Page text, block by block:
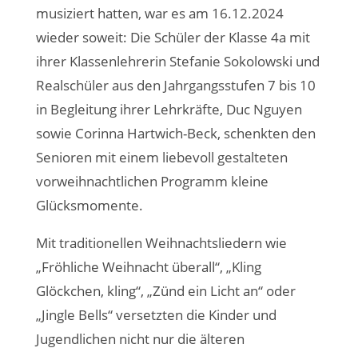
musiziert hatten, war es am 16.12.2024
wieder soweit: Die Schüler der Klasse 4a mit
ihrer Klassenlehrerin Stefanie Sokolowski und
Realschüler aus den Jahrgangsstufen 7 bis 10
in Begleitung ihrer Lehrkräfte, Duc Nguyen
sowie Corinna Hartwich-Beck, schenkten den
Senioren mit einem liebevoll gestalteten
vorweihnachtlichen Programm kleine
Glücksmomente.
Mit traditionellen Weihnachtsliedern wie
„Fröhliche Weihnacht überall“, „Kling
Glöckchen, kling“, „Zünd ein Licht an“ oder
„Jingle Bells“ versetzten die Kinder und
Jugendlichen nicht nur die älteren